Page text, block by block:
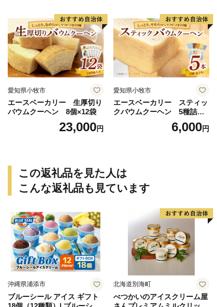
愛知県小牧市
エースベーカリー 生厚切り
バウムクーヘン 8個×12袋
23,000円
愛知県小牧市
エースベーカリー スティッ
クバウムクーヘン 5種詰合
せ バウムクーヘン バーム
クーヘン おやつ おかし スイ
6,000円
この返礼品を見た人は
こんな返礼品も見ています
沖縄県浦添市
ブルーシール アイス ギフト
北海道別海町
べつかいのアイスクリーム屋